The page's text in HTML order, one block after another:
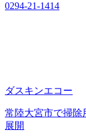
0294-21-1414
ダスキンエコー
常陸大宮市で掃除
展開